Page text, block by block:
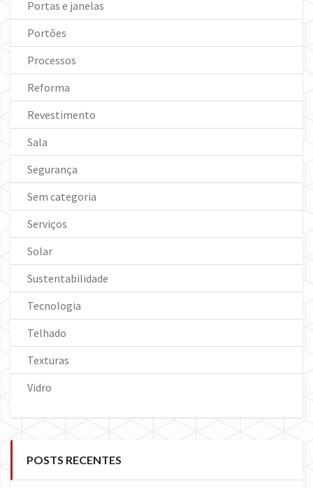
Portas e janelas
Portões
Processos
Reforma
Revestimento
Sala
Segurança
Sem categoria
Serviços
Solar
Sustentabilidade
Tecnologia
Telhado
Texturas
Vidro
POSTS RECENTES